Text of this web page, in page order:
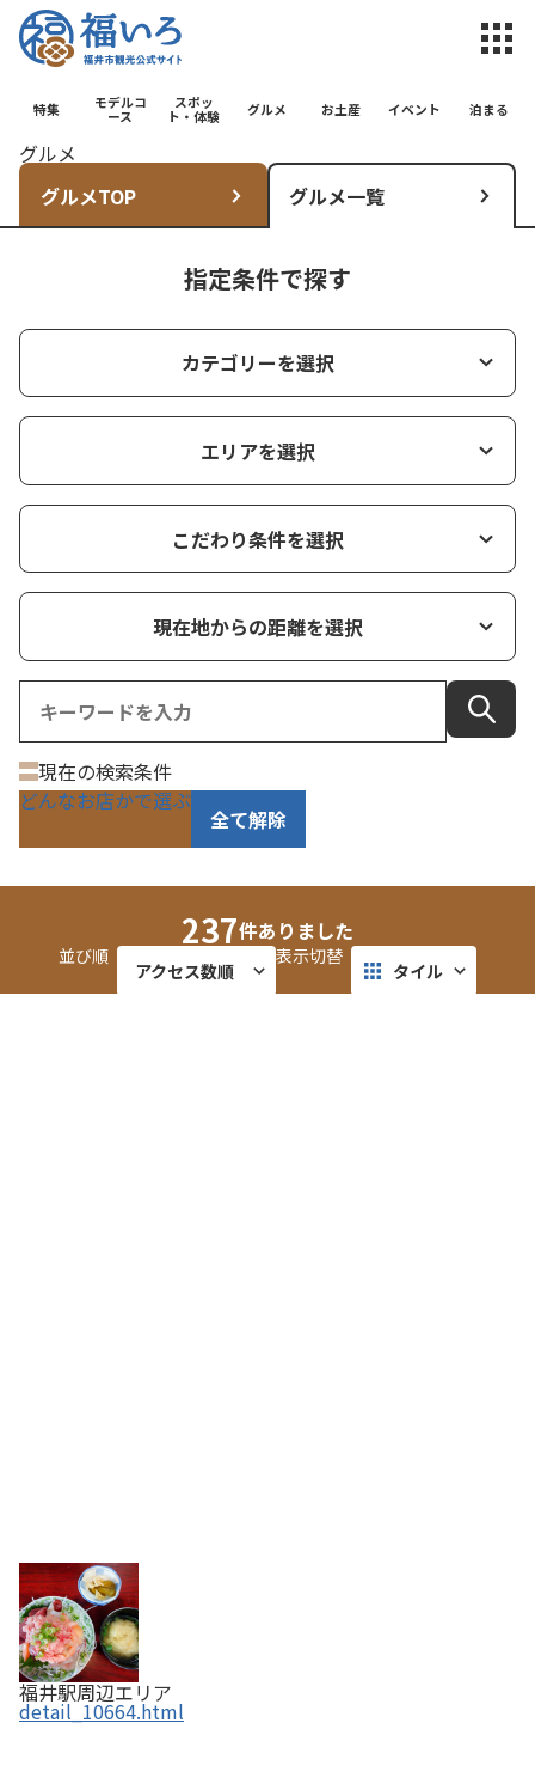
福井市観光
特集
モデルコ
ース
スポッ
ト・体験
グルメ お土産 イベント 泊まる
グルメ
グルメTOP
グルメ一覧
指定条件で探す
カテゴリーを選択
エリアを選択
こだわり条件を選択
現在地からの距離を選択
現在の検索条件
どんなお店かで選ぶ
全て解除
237件ありました
並び順
アクセス数順
表示切替
タイル
福井駅周辺エリア
detail_10664.html